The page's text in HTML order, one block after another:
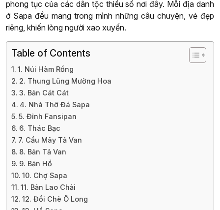
phong tục của các dân tộc thiểu số nơi đây. Mỗi địa danh
ở Sapa đều mang trong mình những câu chuyện, vẻ đẹp
riêng, khiến lòng người xao xuyến.
Table of Contents
1. Núi Hàm Rồng
2. Thung Lũng Mường Hoa
3. Bản Cát Cát
4. Nhà Thờ Đá Sapa
5. Đỉnh Fansipan
6. Thác Bạc
7. Cầu Mây Tả Van
8. Bản Tả Van
9. Bản Hồ
10. Chợ Sapa
11. Bản Lao Chải
12. Đồi Chè Ô Long